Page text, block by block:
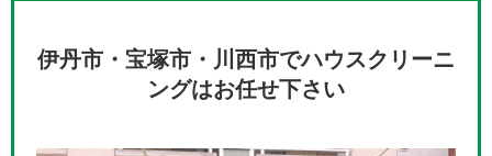
伊丹市・宝塚市・川西市でハウスクリーニ
ングはお任せ下さい